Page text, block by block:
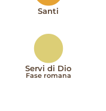
Santi
Servi di Dio
Fase romana